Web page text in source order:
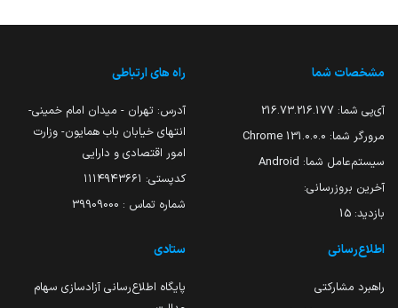
مشخصات شما
آی‌پی شما: 216.73.216.177
مرورگر شما: 131.0.0.0 Chrome
سیستم‌عامل شما: Android
آخرین بروزرسانی:
بازدید: 15
راه های ارتباطی
آدرس: تهران - میدان امام خمینی-
انتهای خیابان باب همایون- وزارت
امور اقتصادی و دارایی
کدپستی: ۱۱۱۴۹۴۳۶۶۱
شماره تماس : 39909000
اطلاع‌رسانی
راهبرد مشارکتی
ستادی
پایگاه اطلاع‌رسانی آزادسازی سهام